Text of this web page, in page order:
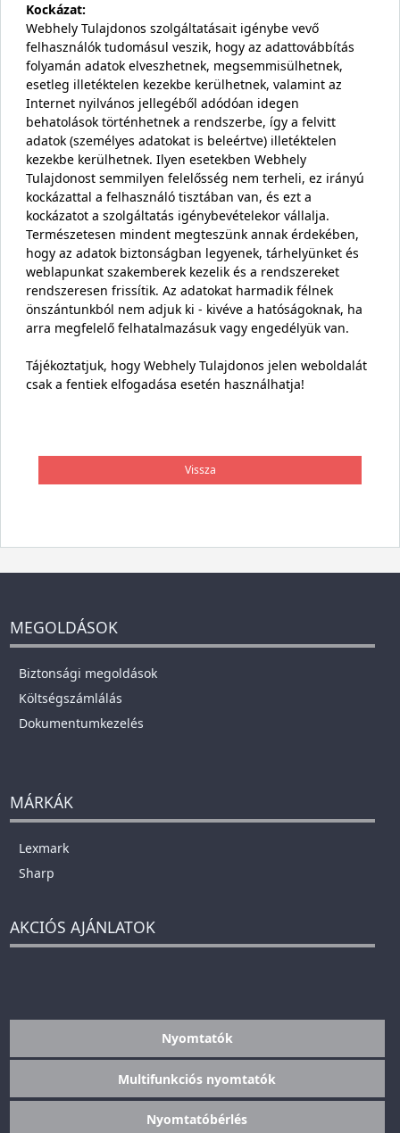
Kockázat:
Webhely Tulajdonos szolgáltatásait igénybe vevő
felhasználók tudomásul veszik, hogy az adattovábbítás
folyamán adatok elveszhetnek, megsemmisülhetnek,
esetleg illetéktelen kezekbe kerülhetnek, valamint az
Internet nyilvános jellegéből adódóan idegen
behatolások történhetnek a rendszerbe, így a felvitt
adatok (személyes adatokat is beleértve) illetéktelen
kezekbe kerülhetnek. Ilyen esetekben Webhely
Tulajdonost semmilyen felelősség nem terheli, ez irányú
kockázattal a felhasználó tisztában van, és ezt a
kockázatot a szolgáltatás igénybevételekor vállalja.
Természetesen mindent megteszünk annak érdekében,
hogy az adatok biztonságban legyenek, tárhelyünket és
weblapunkat szakemberek kezelik és a rendszereket
rendszeresen frissítik. Az adatokat harmadik félnek
önszántunkból nem adjuk ki - kivéve a hatóságoknak, ha
arra megfelelő felhatalmazásuk vagy engedélyük van.
Tájékoztatjuk, hogy Webhely Tulajdonos jelen weboldalát
csak a fentiek elfogadása esetén használhatja!
Vissza
MEGOLDÁSOK
Biztonsági megoldások
Költségszámlálás
Dokumentumkezelés
MÁRKÁK
Lexmark
Sharp
AKCIÓS AJÁNLATOK
Nyomtatók
Multifunkciós nyomtatók
Nyomtatóbérlés